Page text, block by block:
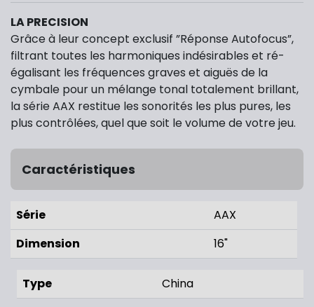
LA PRECISION
Grâce à leur concept exclusif ”Réponse Autofocus”,
filtrant toutes les harmoniques indésirables et ré-
égalisant les fréquences graves et aiguës de la
cymbale pour un mélange tonal totalement brillant,
la série AAX restitue les sonorités les plus pures, les
plus contrôlées, quel que soit le volume de votre jeu.
Caractéristiques
Série
AAX
Dimension
16"
Type China